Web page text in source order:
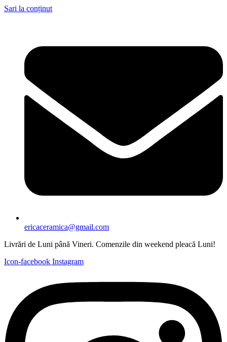
Sari la conținut
ericaceramica@gmail.com
Livrări de Luni până Vineri. Comenzile din weekend pleacă Luni!
Icon-facebook Instagram